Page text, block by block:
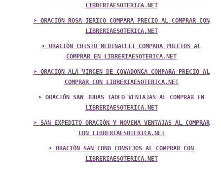
LIBRERIAESOTERICA.NET
➤ ORACIÓN ROSA JERICO COMPARA PRECIO AL COMPRAR CON
LIBRERIAESOTERICA.NET
➤ ORACIÓN CRISTO MEDINACELI COMPARA PRECIOS AL
COMPRAR EN LIBRERIAESOTERICA.NET
➤ ORACIÓN ALA VIRGEN DE COVADONGA COMPARA PRECIO AL
COMPRAR CON LIBRERIAESOTERICA.NET
➤ ORACIÓN SAN JUDAS TADEO VENTAJAS AL COMPRAR EN
LIBRERIAESOTERICA.NET
➤ SAN EXPEDITO ORACIÓN Y NOVENA VENTAJAS AL COMPRAR
CON LIBRERIAESOTERICA.NET
➤ ORACIÓN SAN CONO CONSEJOS AL COMPRAR CON
LIBRERIAESOTERICA.NET